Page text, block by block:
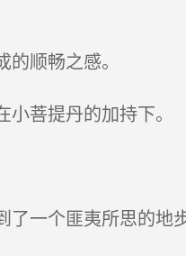
顺畅之感。
菩提丹的加持下。
一个匪夷所思的地